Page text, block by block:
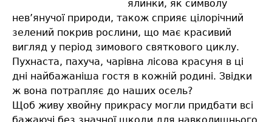
ялинки, як символу
нев’янучої природи, також сприяє цілорічний
зелений покрив рослини, що має красивий
вигляд у період зимового святкового циклу.
Пухнаста, пахуча, чарівна лісова красуня в ці
дні найбажаніша гостя в кожній родині. Звідки
ж вона потрапляє до наших осель?
Щоб живу хвойну прикрасу могли придбати всі